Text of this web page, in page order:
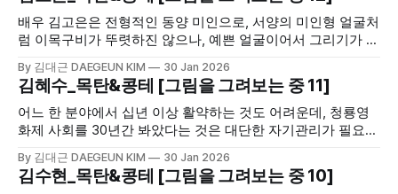
메리카 대륙에 서식한다.
배우 김고은은 전형적인 동양 미인으로, 서양의 미인형 얼굴처
럼 이목구비가 뚜렷하진 않으나, 예쁜 얼굴이어서 그리기가 너
다.
By 김대근 DAEGEUN KIM 30 Jan 2026
김혜수_목탄&콩테 [그림을 그려보는 중 11]
어느 한 분야에서 십년 이상 활약하는 것도 어려운데, 청룡영
화제 사회를 30년간 봐았다는 것은 대단한 자기관리가 필요하
다른 사람에게 좋은 영향력을 선사하였기 때문에 가능했으리
라 본다.
By 김대근 DAEGEUN KIM 30 Jan 2026
김수현_목탄&콩테 [그림을 그려보는 중 10]